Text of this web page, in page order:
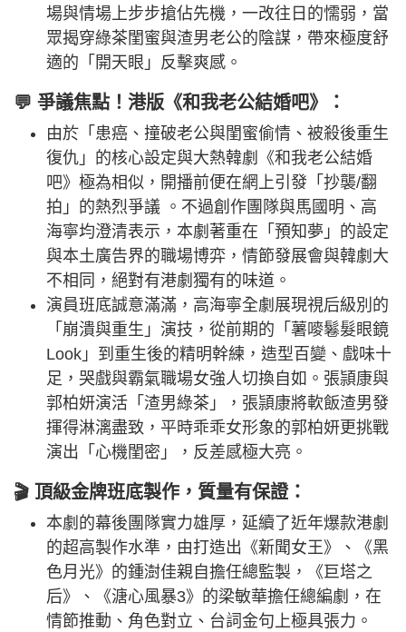
場與情場上步步搶佔先機，一改往日的懦弱，當
眾揭穿綠茶閨蜜與渣男老公的陰謀，帶來極度舒
適的「開天眼」反擊爽感。
💬 爭議焦點！港版《和我老公結婚吧》：
由於「患癌、撞破老公與閨蜜偷情、被殺後重生
復仇」的核心設定與大熱韓劇《和我老公結婚
吧》極為相似，開播前便在網上引發「抄襲/翻
拍」的熱烈爭議 。不過創作團隊與馬國明、高
海寧均澄清表示，本劇著重在「預知夢」的設定
與本土廣告界的職場博弈，情節發展會與韓劇大
不相同，絕對有港劇獨有的味道。
演員班底誠意滿滿，高海寧全劇展現視后級別的
「崩潰與重生」演技，從前期的「薯嘜鬈髮眼鏡
Look」到重生後的精明幹練，造型百變、戲味十
足，哭戲與霸氣職場女強人切換自如。張頴康與
郭柏妍演活「渣男綠茶」，張頴康將軟飯渣男發
揮得淋漓盡致，平時乖乖女形象的郭柏妍更挑戰
演出「心機閨密」，反差感極大亮。
🎬 頂級金牌班底製作，質量有保證：
本劇的幕後團隊實力雄厚，延續了近年爆款港劇
的超高製作水準，由打造出《新聞女王》、《黑
色月光》的鍾澍佳親自擔任總監製，《巨塔之
后》、《溏心風暴3》的梁敏華擔任總編劇，在
情節推動、角色對立、台詞金句上極具張力。